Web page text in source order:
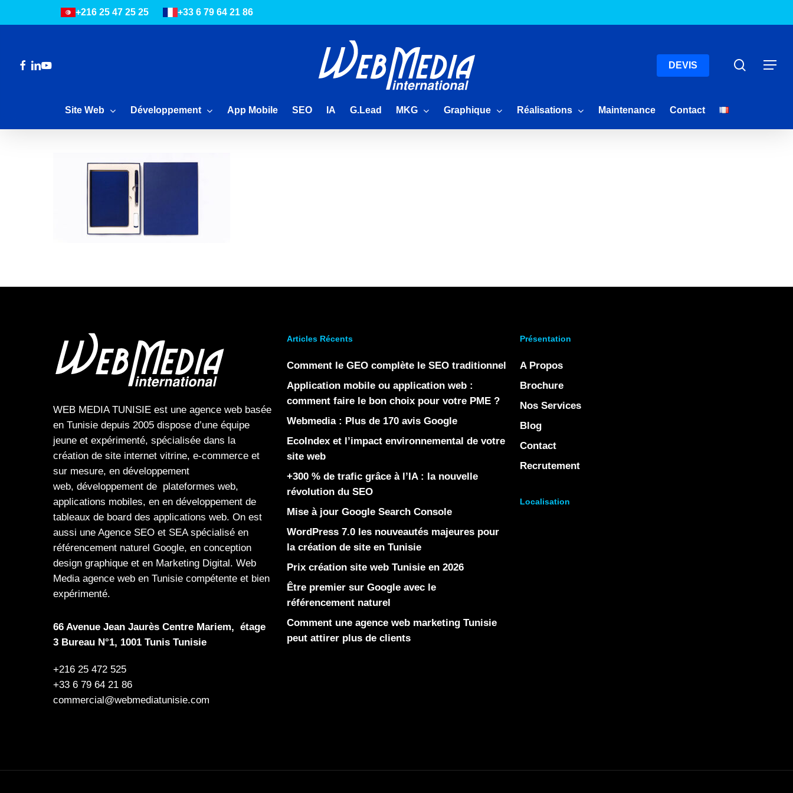
to
+216 25 47 25 25 +33 6 79 64 21 86
Facebook
Linkedin
Youtube DEVIS Menu
Site Web Développement App Mobile SEO IA G.Lead MKG Graphique Réalisations Maintenance Contact
WEB MEDIA TUNISIE est une agence web basée
en Tunisie depuis 2005 dispose d’une équipe
jeune et expérimenté, spécialisée dans la
création de site internet vitrine, e-commerce et
sur mesure, en développement
web, développement de plateformes web,
applications mobiles, en en développement de
tableaux de board des applications web. On est
aussi une Agence SEO et SEAspécialisé en
référencement naturel Google, en conception
design graphique et en Marketing Digital. Web
Mediaagence web en Tunisie compétente et bien
expérimenté.
66 Avenue Jean Jaurès Centre Mariem, étage
3 Bureau N°1, 1001 Tunis Tunisie
+216 25 472 525
+33 6 79 64 21 86
commercial@webmediatunisie.com
Articles Récents
Comment le GEO complète le SEO traditionnel
Application mobile ou application web :
comment faire le bon choix pour votre PME ?
Webmedia : Plus de 170 avis Google
EcoIndex et l’impact environnemental de votre
site web
+300 % de trafic grâce à l’IA : la nouvelle
révolution du SEO
Mise à jour Google Search Console
WordPress 7.0 les nouveautés majeures pour
la création de site en Tunisie
Prix création site web Tunisie en 2026
Être premier sur Google avec le
référencement naturel
Comment une agence web marketing Tunisie
peut attirer plus de clients
Présentation
A Propos
Brochure
Nos Services
Blog
Contact
Recrutement
Localisation